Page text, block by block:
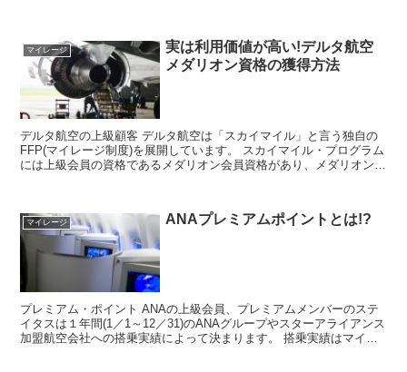
マイレージ
実は利用価値が高い!デルタ航空
メダリオン資格の獲得方法
デルタ航空の上級顧客 デルタ航空は「スカイマイル」と言う独自の
FFP(マイレージ制度)を展開しています。 スカイマイル・プログラム
には上級会員の資格であるメダリオン会員資格があり、メダリオン会
マイレージ ANAプレミアムポイントとは!?
プレミアム・ポイント ANAの上級会員、プレミアムメンバーのステ
イタスは１年間(1／1～12／31)のANAグループやスターアライアンス
加盟航空会社への搭乗実績によって決まります。 搭乗実績はマイル